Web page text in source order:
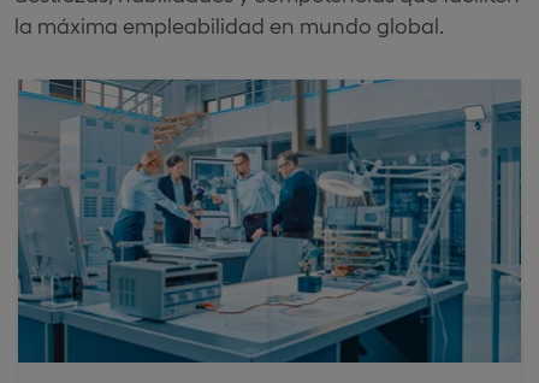
la máxima empleabilidad en mundo global.